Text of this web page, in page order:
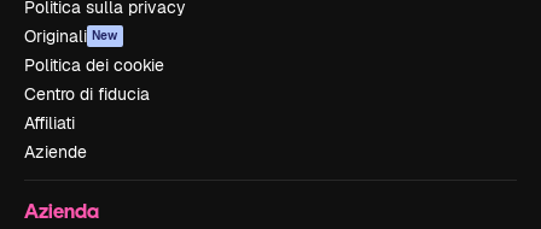
Politica sulla privacy
Originali New
Politica dei cookie
Centro di fiducia
Affiliati
Aziende
Azienda